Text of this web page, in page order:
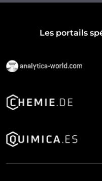
Les portails